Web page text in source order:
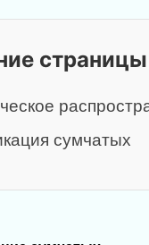
страницы
сумчатых